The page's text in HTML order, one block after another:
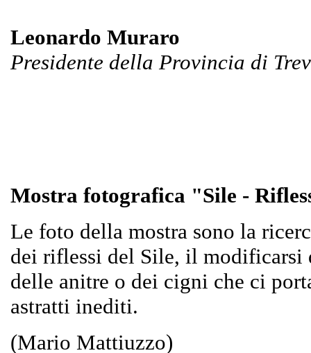
Leonardo Muraro
Presidente della Provincia di
Mostra fotografica "Sile -
Le foto della mostra sono la
dei riflessi del Sile, il modificarsi
delle anitre o dei cigni che ci
astratti inediti.
(Mario Mattiuzzo)